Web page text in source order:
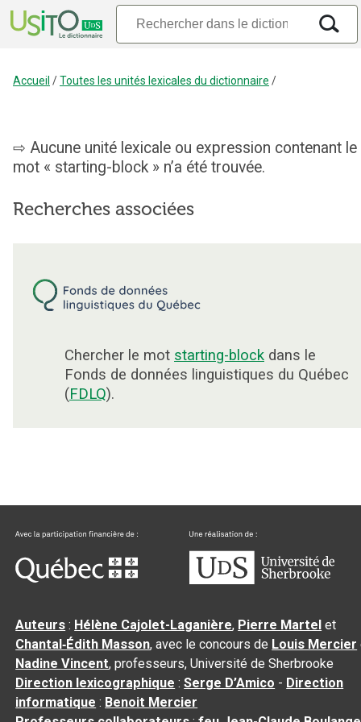
Accueil /Toutes les unités lexicales du dictionnaire /
Aucune unité lexicale ou expression contenant le
mot « starting-block » n’a été trouvée.
Recherches associées
Chercher le mot starting-block dans le
Fonds de données linguistiques du Québec
(FDLQ).
Auteurs : Hélène Cajolet-Laganière, Pierre Martel et
Chantal‑Édith Masson, avec le concours de Louis Mercier
Nadine Vincent, professeurs, Université de Sherbrooke
Direction lexicographique :Serge D’Amico - Direction
informatique : Benoit Mercier